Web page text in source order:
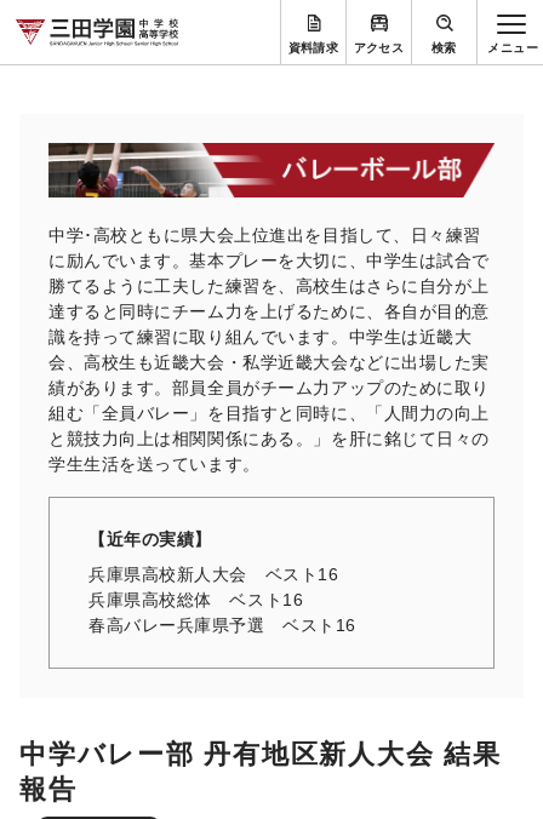
資料請求 アクセス 検索
中学･高校ともに県大会上位進出を目指して、日々練習
に励んでいます。基本プレーを大切に、中学生は試合で
勝てるように工夫した練習を、高校生はさらに自分が上
達すると同時にチーム力を上げるために、各自が目的意
識を持って練習に取り組んでいます。中学生は近畿大
会、高校生も近畿大会・私学近畿大会などに出場した実
績があります。部員全員がチーム力アップのために取り
組む「全員バレー」を目指すと同時に、「人間力の向上
と競技力向上は相関関係にある。」を肝に銘じて日々の
学生生活を送っています。
【近年の実績】
兵庫県高校新人大会 ベスト16
兵庫県高校総体 ベスト16
春高バレー兵庫県予選 ベスト16
中学バレー部 丹有地区新人大会 結果
報告